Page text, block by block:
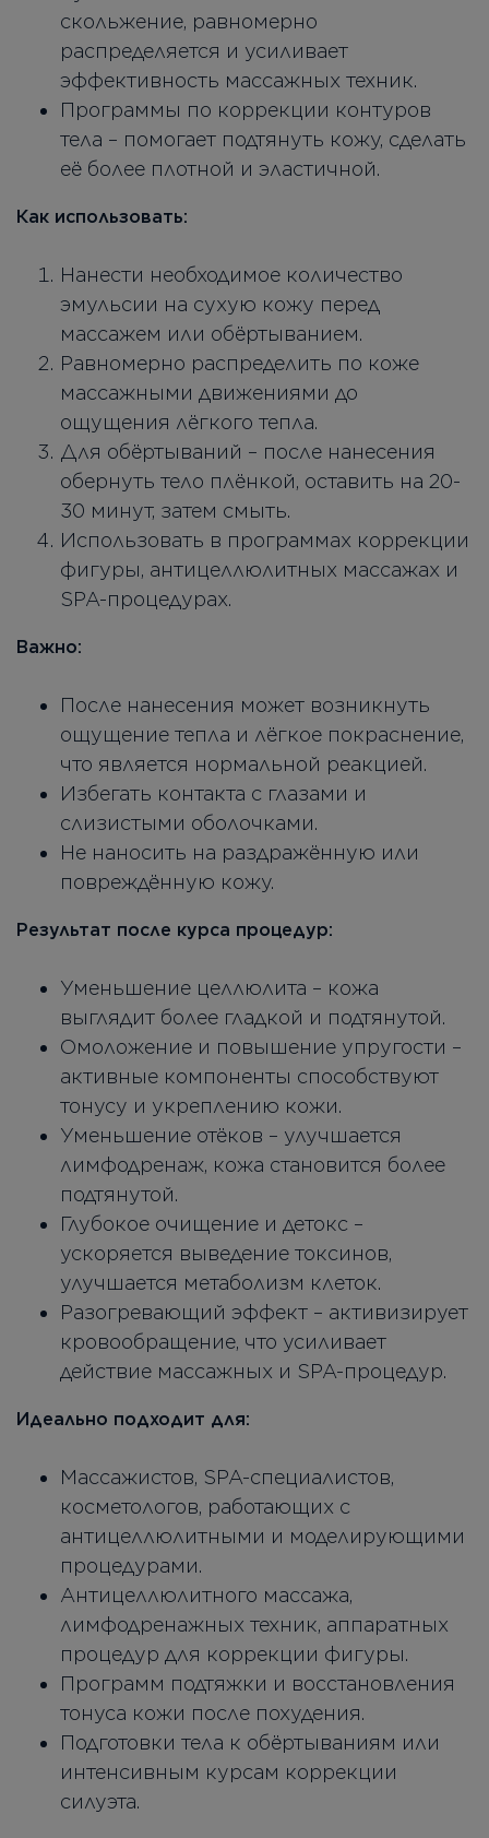
скольжение, равномерно
распределяется и усиливает
эффективность массажных техник.
Программы по коррекции контуров
тела – помогает подтянуть кожу, сделать
её более плотной и эластичной.
Как использовать:
Нанести необходимое количество
эмульсии на сухую кожу перед
массажем или обёртыванием.
Равномерно распределить по коже
массажными движениями до
ощущения лёгкого тепла.
Для обёртываний – после нанесения
обернуть тело плёнкой, оставить на 20-
30 минут, затем смыть.
Использовать в программах коррекции
фигуры, антицеллюлитных массажах и
SPA-процедурах.
Важно:
После нанесения может возникнуть
ощущение тепла и лёгкое покраснение,
что является нормальной реакцией.
Избегать контакта с глазами и
слизистыми оболочками.
Не наносить на раздражённую или
повреждённую кожу.
Результат после курса процедур:
Уменьшение целлюлита – кожа
выглядит более гладкой и подтянутой.
Омоложение и повышение упругости –
активные компоненты способствуют
тонусу и укреплению кожи.
Уменьшение отёков – улучшается
лимфодренаж, кожа становится более
подтянутой.
Глубокое очищение и детокс –
ускоряется выведение токсинов,
улучшается метаболизм клеток.
Разогревающий эффект – активизирует
кровообращение, что усиливает
действие массажных и SPA-процедур.
Идеально подходит для:
Массажистов, SPA-специалистов,
косметологов, работающих с
антицеллюлитными и моделирующими
процедурами.
Антицеллюлитного массажа,
лимфодренажных техник, аппаратных
процедур для коррекции фигуры.
Программ подтяжки и восстановления
тонуса кожи после похудения.
Подготовки тела к обёртываниям или
интенсивным курсам коррекции
силуэта.